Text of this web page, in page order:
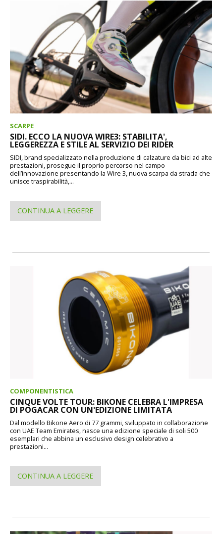
SCARPE
SIDI. ECCO LA NUOVA WIRE3: STABILITA',
LEGGEREZZA E STILE AL SERVIZIO DEI RIDER
SIDI, brand specializzato nella produzione di calzature da bici ad alte
prestazioni, prosegue il proprio percorso nel campo
dell’innovazione presentando la Wire 3, nuova scarpa da strada che
unisce traspirabilità,...
CONTINUA A LEGGERE
COMPONENTISTICA
CINQUE VOLTE TOUR: BIKONE CELEBRA L'IMPRESA
DI POGACAR CON UN'EDIZIONE LIMITATA
Dal modello Bikone Aero di 77 grammi, sviluppato in collaborazione
con UAE Team Emirates, nasce una edizione speciale di soli 500
esemplari che abbina un esclusivo design celebrativo a
prestazioni...
CONTINUA A LEGGERE